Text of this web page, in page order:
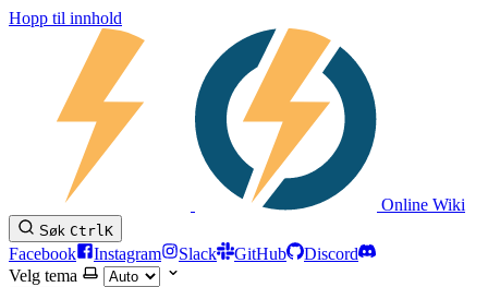
Hopp til innhold
Online Wiki
Søk CtrlK
Facebook Instagram Slack GitHub
Discord
Velg tema